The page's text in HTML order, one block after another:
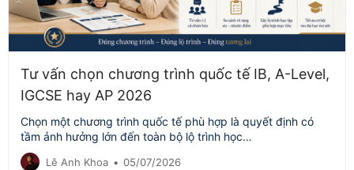
Tư vấn chọn chương trình quốc tế IB, A-Level,
IGCSE hay AP 2026
Chọn một chương trình quốc tế phù hợp là quyết định có
tầm ảnh hưởng lớn đến toàn bộ lộ trình học…
Lê Anh Khoa • 05/07/2026